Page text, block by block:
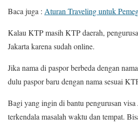
Baca juga : Aturan Traveling untuk
Kalau KTP masih KTP daerah,
Jakarta karena sudah online.
Jika nama di paspor berbeda dengan
dulu paspor baru dengan nama sesuai
Bagi yang ingin di bantu pengurusan visa
terkendala masalah waktu dan tempat.